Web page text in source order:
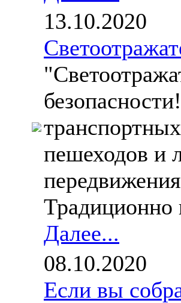
13.10.2020
пешеходов и
Традиционно
Далее...
08.10.2020
Если вы